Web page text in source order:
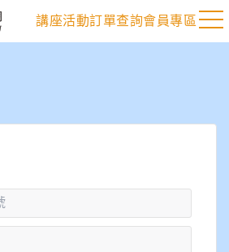
講座活動訂單查詢會員專區